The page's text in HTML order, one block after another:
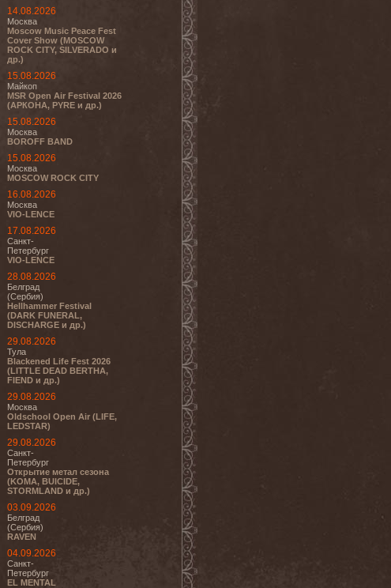
14.08.2026
Москва
Moscow Music Peace Fest
Cover Show (MOSCOW
ROCK CITY, SILVERADO и
др.)
15.08.2026
Майкоп
MSR Open Air Festival 2026
(АРКОНА, PYRE и др.)
15.08.2026
Москва
BOROFF BAND
15.08.2026
Москва
MOSCOW ROCK CITY
16.08.2026
Москва
VIO-LENCE
17.08.2026
Санкт-
Петербург
VIO-LENCE
28.08.2026
Белград
(Сербия)
Hellhammer Festival
(DARK FUNERAL,
DISCHARGE и др.)
29.08.2026
Тула
Blackened Life Fest 2026
(LITTLE DEAD BERTHA,
FIEND и др.)
29.08.2026
Москва
Oldschool Open Air (LIFE,
LEDSTAR)
29.08.2026
Санкт-
Петербург
Открытие метал сезона
(KOMA, BUICIDE,
STORMLAND и др.)
03.09.2026
Белград
(Сербия)
RAVEN
04.09.2026
Санкт-
Петербург
EL MENTAL